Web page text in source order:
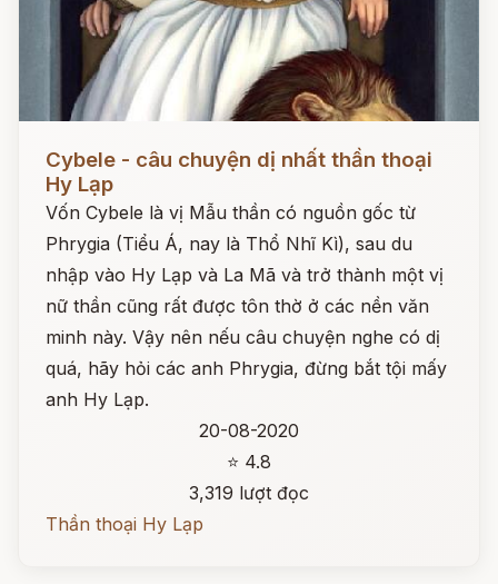
Cybele - câu chuyện dị nhất thần thoại
Hy Lạp
Vốn Cybele là vị Mẫu thần có nguồn gốc từ
Phrygia (Tiểu Á, nay là Thổ Nhĩ Kì), sau du
nhập vào Hy Lạp và La Mã và trở thành một vị
nữ thần cũng rất được tôn thờ ở các nền văn
minh này. Vậy nên nếu câu chuyện nghe có dị
quá, hãy hỏi các anh Phrygia, đừng bắt tội mấy
anh Hy Lạp.
20-08-2020
⭐ 4.8
3,319 lượt đọc
Thần thoại Hy Lạp